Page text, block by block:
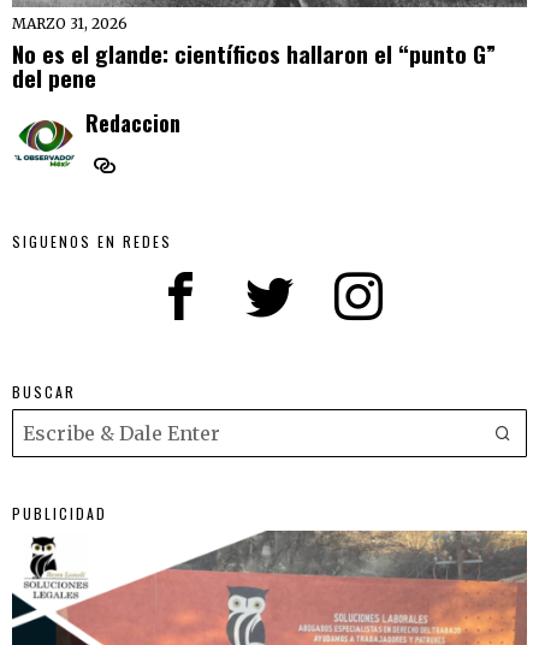
MARZO 31, 2026
No es el glande: científicos hallaron el “punto G”
del pene
Redaccion
SIGUENOS EN REDES
BUSCAR
PUBLICIDAD